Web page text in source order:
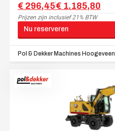
€ 296,45€ 1.185,80
Prijzen zijn inclusief 21% BTW
Nu reserveren
Pol & Dekker Machines Hoogeveen